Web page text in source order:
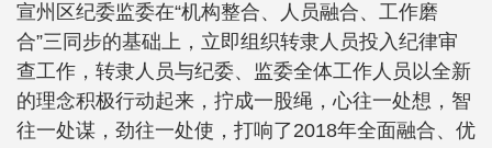
宣州区纪委监委在“机构整合、人员融合、工作磨
合”三同步的基础上，立即组织转隶人员投入纪律审
查工作，转隶人员与纪委、监委全体工作人员以全新
的理念积极行动起来，拧成一股绳，心往一处想，智
往一处谋，劲往一处使，打响了2018年全面融合、优